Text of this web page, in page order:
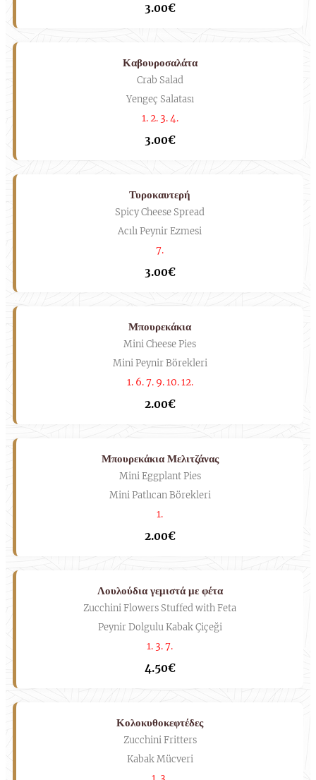
3.00€
Καβουροσαλάτα
Crab Salad
Yengeç Salatası
1. 2. 3. 4.
3.00€
Τυροκαυτερή
Spicy Cheese Spread
Acılı Peynir Ezmesi
7.
3.00€
Μπουρεκάκια
Mini Cheese Pies
Mini Peynir Börekleri
1. 6. 7. 9. 10. 12.
2.00€
Μπουρεκάκια Μελιτζάνας
Mini Eggplant Pies
Mini Patlıcan Börekleri
1.
2.00€
Λουλούδια γεμιστά με φέτα
Zucchini Flowers Stuffed with Feta
Peynir Dolgulu Kabak Çiçeği
1. 3. 7.
4.50€
Κολοκυθοκεφτέδες
Zucchini Fritters
Kabak Mücveri